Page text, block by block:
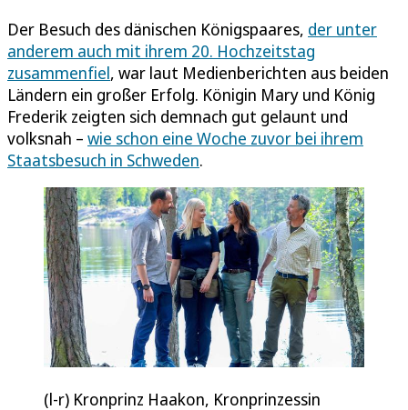
Der Besuch des dänischen Königspaares, der unter
anderem auch mit ihrem 20. Hochzeitstag
zusammenfiel, war laut Medienberichten aus beiden
Ländern ein großer Erfolg. Königin Mary und König
Frederik zeigten sich demnach gut gelaunt und
volksnah – wie schon eine Woche zuvor bei ihrem
Staatsbesuch in Schweden.
(l-r) Kronprinz Haakon, Kronprinzessin